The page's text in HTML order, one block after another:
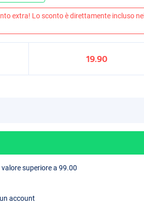
extra! Lo sconto è direttamente incluso nel
19.90
superiore a 99.00
account